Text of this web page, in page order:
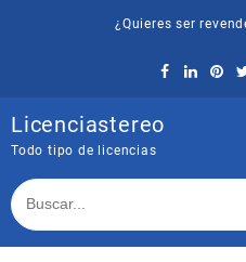
¿Quieres ser
Licenciastereo
Todo tipo de licencias